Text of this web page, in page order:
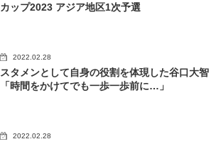
カップ2023 アジア地区1次予選
2022.02.28
スタメンとして自身の役割を体現した谷口大智
「時間をかけてでも一歩一歩前に…」
2022.02.28